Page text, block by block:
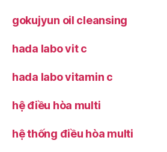
gokujyun oil cleansing
hada labo vit c
hada labo vitamin c
hệ điều hòa multi
hệ thống điều hòa multi